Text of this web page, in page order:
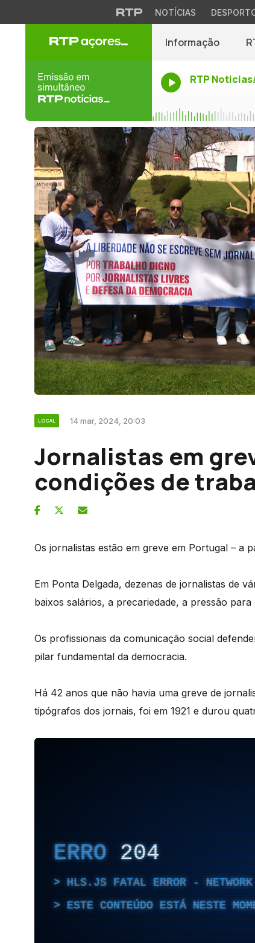
NOTÍCIAS
Informação
RTP
LOCAL 14 mar, 2024, 20:03
Jornalistas em
condições de
Os jornalistas estão em greve em Portugal – a
Em Ponta Delgada, dezenas de jornalistas de
baixos salários, a precariedade, a pressão
Os profissionais da comunicação social
pilar fundamental da democracia.
Há 42 anos que não havia uma greve de
tipógrafos dos jornais, foi em 1921 e durou